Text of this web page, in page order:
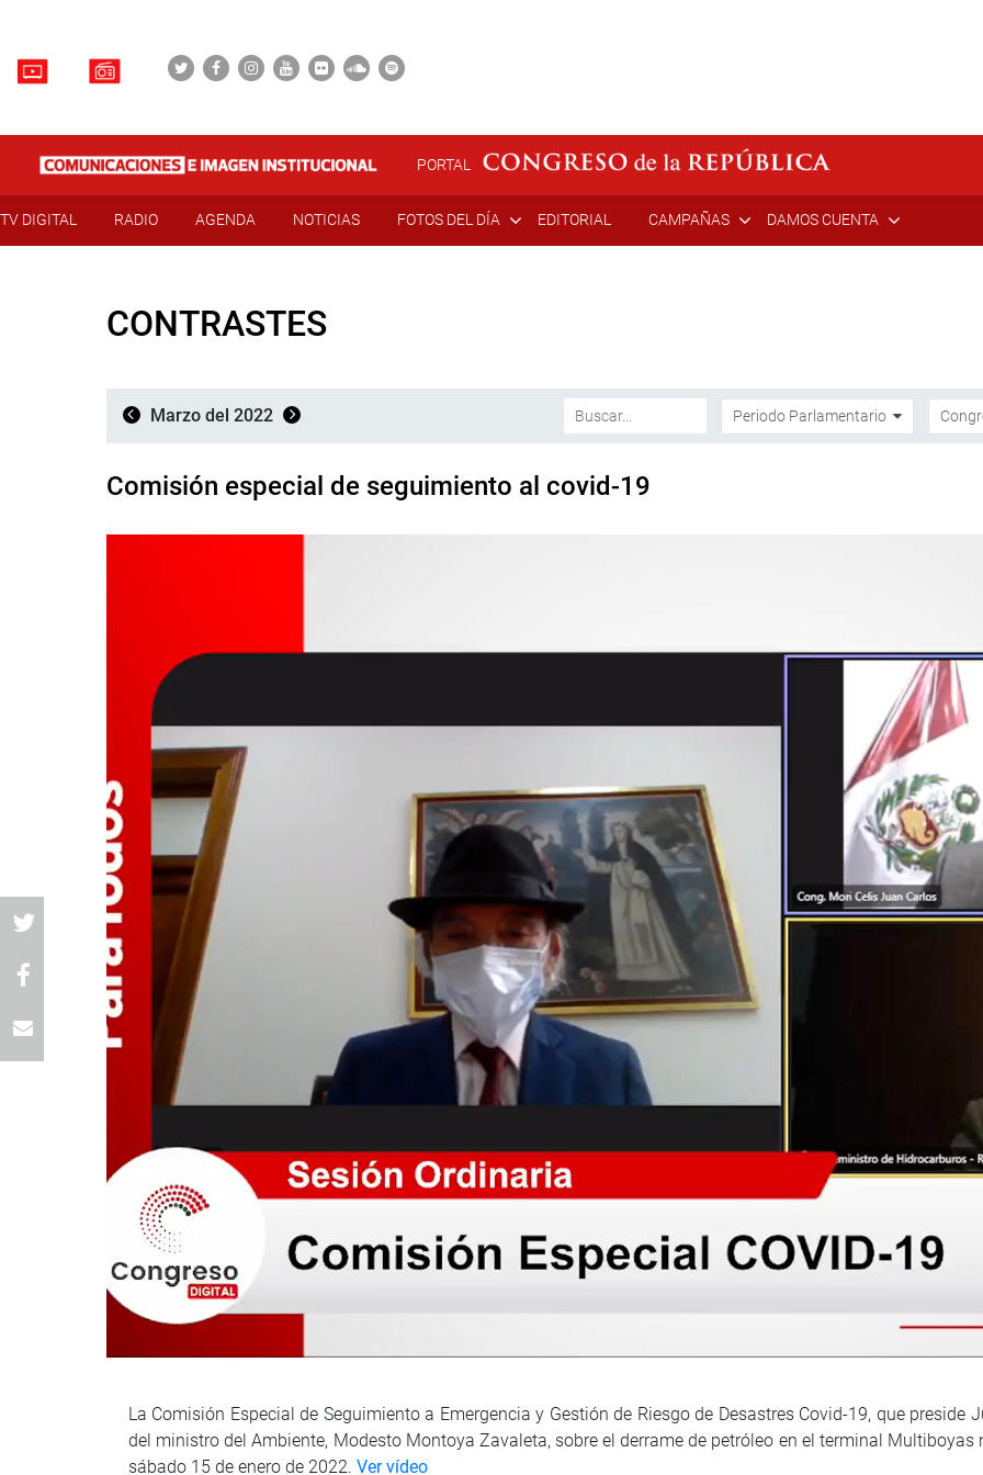
PORTAL
TV DIGITAL RADIO AGENDA NOTICIAS FOTOS DEL DÍA EDITORIAL CAMPAÑAS DAMOS CUENTA
CONTRASTES
Marzo del 2022
Comisión especial de seguimiento al covid-19
La Comisión Especial de Seguimiento a Emergencia y Gestión de Riesgo de Desastres Covid-19, que preside
del ministro del Ambiente, Modesto Montoya Zavaleta, sobre el derrame de petróleo en el terminal Multiboyas
sábado 15 de enero de 2022. Ver vídeo